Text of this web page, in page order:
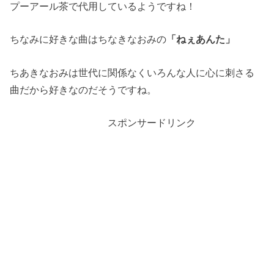
プーアール茶で代用しているようですね！
ちなみに好きな曲はちなきなおみの 「ねぇあんた」
ちあきなおみは世代に関係なくいろんな人に心に刺さる
曲だから好きなのだそうですね。
スポンサードリンク